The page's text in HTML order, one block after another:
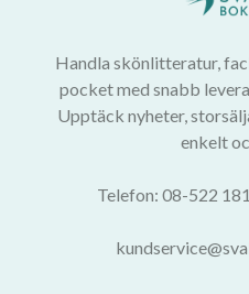
Handla skönlitteratur,
pocket med snabb
Upptäck nyheter,
enkelt
Telefon: 08-522